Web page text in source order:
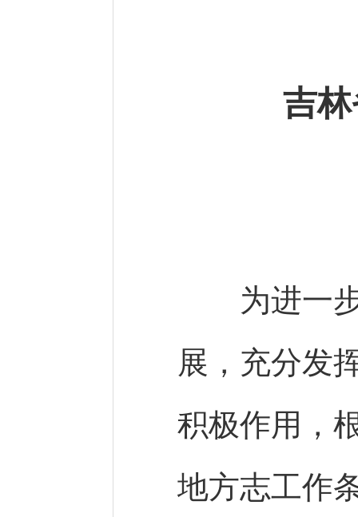
吉
为进一步
展，充分发
积极作用，
地方志工作